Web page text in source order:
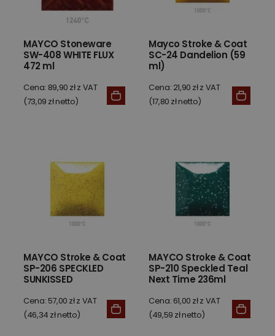
MAYCO Stoneware
SW-408 WHITE FLUX
472 ml
Cena: 89,90 zł z VAT
(73,09 zł netto)
Mayco Stroke & Coat
SC-24 Dandelion (59
ml)
Cena: 21,90 zł z VAT
(17,80 zł netto)
MAYCO Stroke & Coat
SP-206 SPECKLED
SUNKISSED
Cena: 57,00 zł z VAT
(46,34 zł netto)
MAYCO Stroke & Coat
SP-210 Speckled Teal
Next Time 236ml
Cena: 61,00 zł z VAT
(49,59 zł netto)